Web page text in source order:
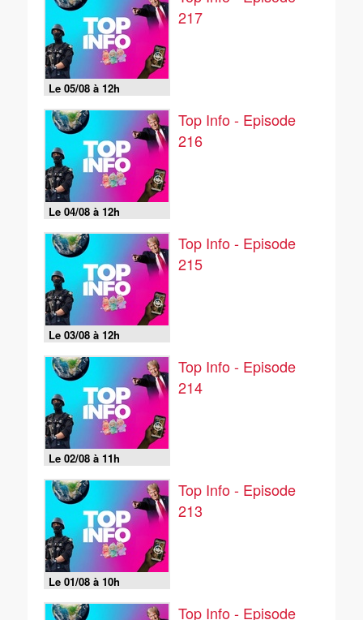
Le 05/08 à 12h
217
Le 04/08 à 12h
Top Info - Episode
216
Le 03/08 à 12h
Top Info - Episode
215
Le 02/08 à 11h
Top Info - Episode
214
Le 01/08 à 10h
Top Info - Episode
213
Top Info - Episode